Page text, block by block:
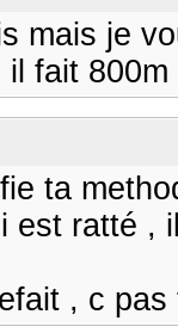
mais je
il fait
ta
est ratté ,
, c pas